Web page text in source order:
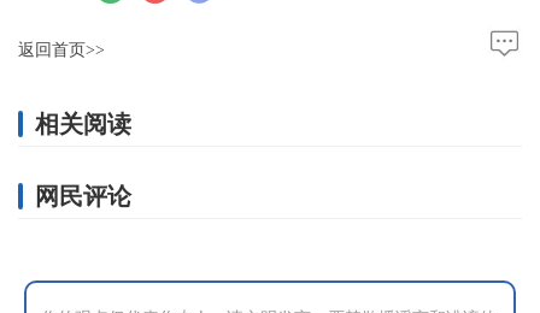
返回首页>>
相关阅读
网民评论